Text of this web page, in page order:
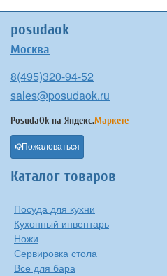
posudaok
Москва
8(495)320-94-52
sales@posudaok.ru
PosudaOk на Яндекс.Маркете
Пожаловаться
Каталог товаров
Посуда для кухни
Кухонный инвентарь
Ножи
Сервировка стола
Все для бара